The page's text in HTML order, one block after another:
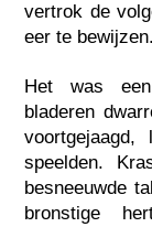
vertrok de
eer te bewijzen.
Het was
bladeren
speelden.
besneeuwde
bronstige